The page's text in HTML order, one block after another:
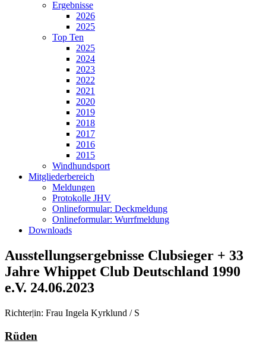
Ergebnisse
2026
2025
Top Ten
2025
2024
2023
2022
2021
2020
2019
2018
2017
2016
2015
Windhundsport
Mitgliederbereich
Meldungen
Protokolle JHV
Onlineformular: Deckmeldung
Onlineformular: Wurrfmeldung
Downloads
Ausstellungsergebnisse Clubsieger + 33
Jahre Whippet Club Deutschland 1990
e.V. 24.06.2023
Richter|in: Frau Ingela Kyrklund / S
Rüden